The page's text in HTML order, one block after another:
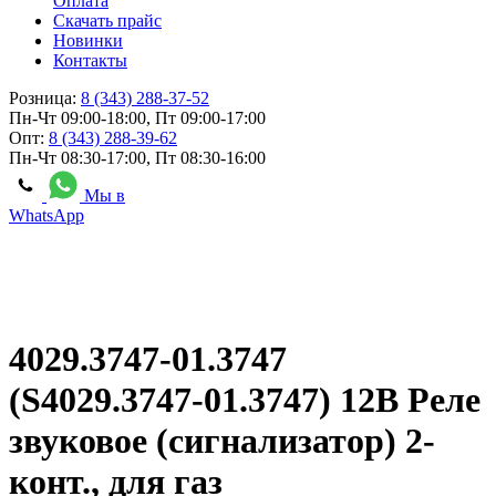
Скачать прайс
Новинки
Контакты
Розница: 8 (343) 288-37-52
Пн-Чт 09:00-18:00, Пт 09:00-17:00
Опт: 8 (343) 288-39-62
Пн-Чт 08:30-17:00, Пт 08:30-16:00
Мы в
WhatsApp
4029.3747-01.3747
(S4029.3747-01.3747) 12В Реле
звуковое (сигнализатор) 2-
конт., для газ